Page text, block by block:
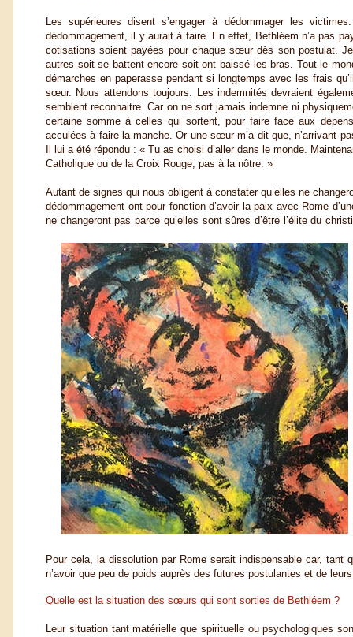
Les supérieures disent s’engager à dédommager les
dédommagement, il y aurait à faire. En effet, Bethléem n’a pas
cotisations soient payées pour chaque sœur dès son postulat.
autres soit se battent encore soit ont baissé les bras. Tout le
démarches en paperasse pendant si longtemps avec les frais
sœur. Nous attendons toujours. Les indemnités devraient
semblent reconnaitre. Car on ne sort jamais indemne ni
certaine somme à celles qui sortent, pour faire face aux
acculées à faire la manche. Or une sœur m’a dit que, n’arrivant
Il lui a été répondu : « Tu as choisi d’aller dans le monde.
Catholique ou de la Croix Rouge, pas à la nôtre. »
Autant de signes qui nous obligent à constater qu’elles ne
dédommagement ont pour fonction d’avoir la paix avec Rome
ne changeront pas parce qu’elles sont sûres d’être l’élite du
Pour cela, la dissolution par Rome serait indispensable car, tant
n’avoir que peu de poids auprès des futures postulantes et de
Quelle est la situation des sœurs qui sont sorties de Bethléem ?
Leur situation tant matérielle que spirituelle ou psychologiques